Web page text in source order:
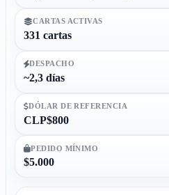
CARTAS ACTIVAS
331 cartas
DESPACHO
~2,3 días
DÓLAR DE REFERENCIA
CLP$800
PEDIDO MÍNIMO
$5.000